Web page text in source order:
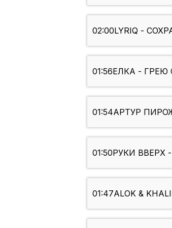
02:00LYRIQ -
01:56ЕЛКА - ГРЕЮ
01:54АРТУР
01:50РУКИ ВВЕРХ
01:47ALOK &